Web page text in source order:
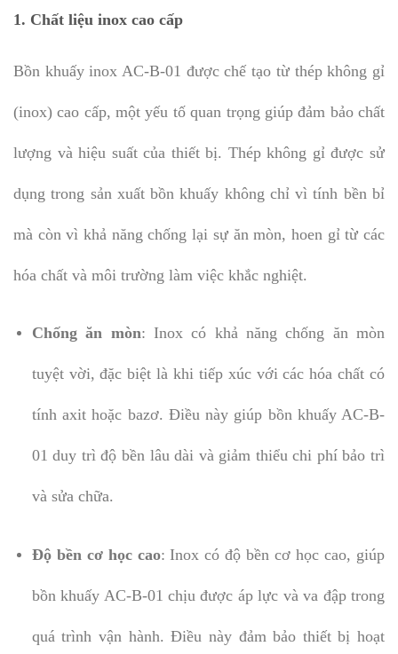
1. Chất liệu inox cao cấp
Bồn khuấy inox AC-B-01 được chế tạo từ thép không gỉ
(inox) cao cấp, một yếu tố quan trọng giúp đảm bảo chất
lượng và hiệu suất của thiết bị. Thép không gỉ được sử
dụng trong sản xuất bồn khuấy không chỉ vì tính bền bỉ
mà còn vì khả năng chống lại sự ăn mòn, hoen gỉ từ các
hóa chất và môi trường làm việc khắc nghiệt.
Chống ăn mòn: Inox có khả năng chống ăn mòn
tuyệt vời, đặc biệt là khi tiếp xúc với các hóa chất có
tính axit hoặc bazơ. Điều này giúp bồn khuấy AC-B-
01 duy trì độ bền lâu dài và giảm thiểu chi phí bảo trì
và sửa chữa.
Độ bền cơ học cao: Inox có độ bền cơ học cao, giúp
bồn khuấy AC-B-01 chịu được áp lực và va đập trong
quá trình vận hành. Điều này đảm bảo thiết bị hoạt